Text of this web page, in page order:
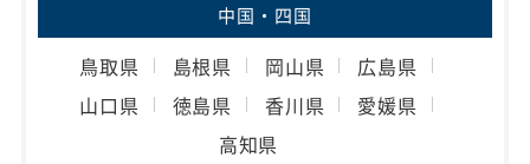
中国・四国
鳥取県 島根県 岡山県
広島県
山口県
徳島県 香川県
愛媛県
高知県